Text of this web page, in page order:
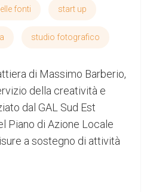
fonti start up
studio fotografico
di Massimo Barberio,
della creatività e
dal GAL Sud Est
Piano di Azione Locale
a sostegno di attività